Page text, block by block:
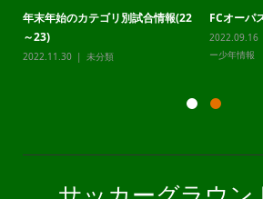
年末年始のカテゴリ別試合情報(22
～23)
2022.11.30 未分類
FCオーパ
2022.09.16
ー少年情報